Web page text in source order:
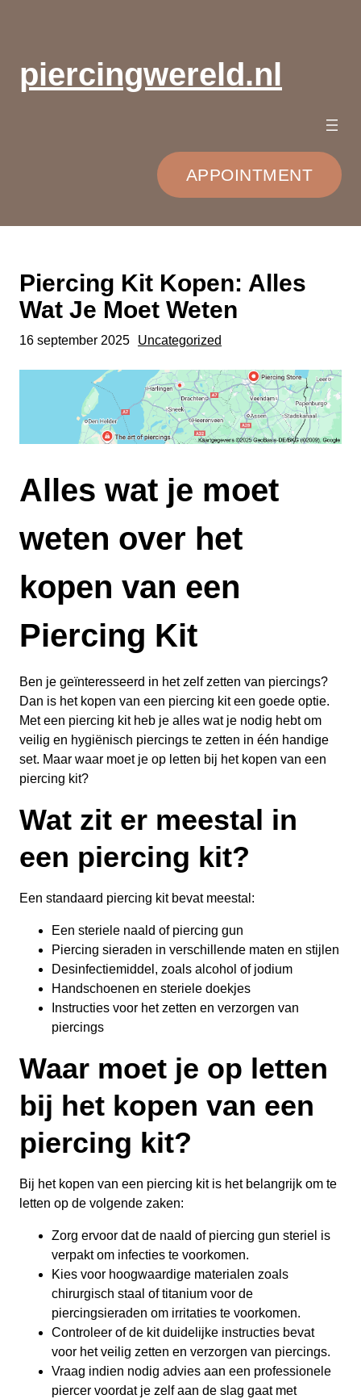
inhoudpiercingwereld.nl
APPOINTMENT
Piercing Kit Kopen: Alles
Wat Je Moet Weten
16 september 2025 Uncategorized
Alles wat je moet
weten over het
kopen van een
Piercing Kit
Ben je geïnteresseerd in het zelf zetten van piercings?
Dan is het kopen van een piercing kit een goede optie.
Met een piercing kit heb je alles wat je nodig hebt om
veilig en hygiënisch piercings te zetten in één handige
set. Maar waar moet je op letten bij het kopen van een
piercing kit?
Wat zit er meestal in
een piercing kit?
Een standaard piercing kit bevat meestal:
Een steriele naald of piercing gun
Piercing sieraden in verschillende maten en stijlen
Desinfectiemiddel, zoals alcohol of jodium
Handschoenen en steriele doekjes
Instructies voor het zetten en verzorgen van
piercings
Waar moet je op letten
bij het kopen van een
piercing kit?
Bij het kopen van een piercing kit is het belangrijk om te
letten op de volgende zaken:
Zorg ervoor dat de naald of piercing gun steriel is
verpakt om infecties te voorkomen.
Kies voor hoogwaardige materialen zoals
chirurgisch staal of titanium voor de
piercingsieraden om irritaties te voorkomen.
Controleer of de kit duidelijke instructies bevat
voor het veilig zetten en verzorgen van piercings.
Vraag indien nodig advies aan een professionele
piercer voordat je zelf aan de slag gaat met